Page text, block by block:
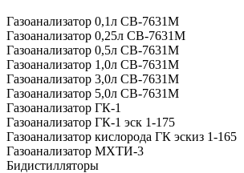
Газоанализатор 0,1л СВ-7631М
Газоанализатор 0,25л СВ-7631М
Газоанализатор 0,5л СВ-7631М
Газоанализатор 1,0л СВ-7631М
Газоанализатор 3,0л СВ-7631М
Газоанализатор 5,0л СВ-7631М
Газоанализатор ГК-1
Газоанализатор ГК-1 эск 1-175
Газоанализатор кислорода ГК эскиз 1-165
Газоанализатор МХТИ-3
Бидистилляторы